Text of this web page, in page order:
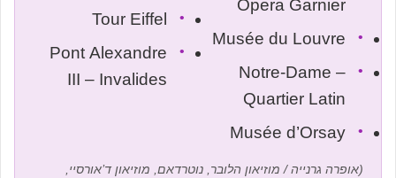
Opera Garnier
•
Musée du Louvre
•
Notre-Dame –
Quartier Latin
•
Musée d’Orsay
•
Tour Eiffel
•
Pont Alexandre
III – Invalides
(אופרה גרנייה / מוזיאון הלובר, נוטרדאם, מוזיאון ד’אורסיי,